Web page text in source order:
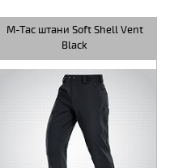
M-Tac штани Soft Shell Vent
Black